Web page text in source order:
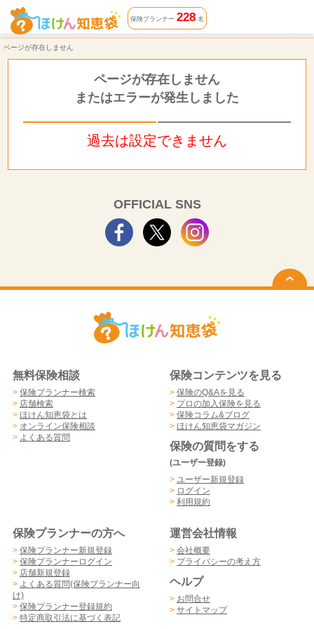
ページが存在しません | ほけん知恵袋
保険プランナー 228名
ページが存在しません
ページが存在しません
またはエラーが発生しました
過去は設定できません
OFFICIAL SNS
無料保険相談
> 保険プランナー検索
> 店舗検索
> ほけん知恵袋とは
> オンライン保険相談
> よくある質問
保険コンテンツを見る
> 保険のQ&Aを見る
> プロの加入保険を見る
> 保険コラム&ブログ
> ほけん知恵袋マガジン
保険の質問をする
(ユーザー登録)
> ユーザー新規登録
> ログイン
> 利用規約
保険プランナーの方へ
> 保険プランナー新規登録
> 保険プランナーログイン
> 店舗新規登録
> よくある質問(保険プランナー向
け)
> 保険プランナー登録規約
> 特定商取引法に基づく表記
運営会社情報
> 会社概要
> プライバシーの考え方
ヘルプ
> お問合せ
> サイトマップ